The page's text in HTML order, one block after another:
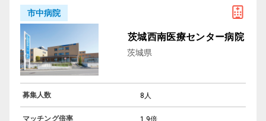
市中病院
茨城西南医療センター病院
茨城県
募集人数 8人
マッチング倍率 1.9倍